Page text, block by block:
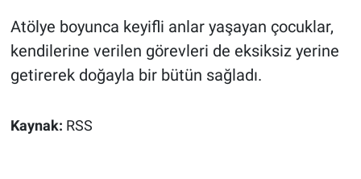
Atölye boyunca keyifli anlar yaşayan çocuklar,
kendilerine verilen görevleri de eksiksiz yerine
getirerek doğayla bir bütün sağladı.
Kaynak: RSS